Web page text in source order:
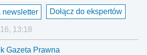
newsletter Dołącz do ekspertów
13:18
Gazeta Prawna